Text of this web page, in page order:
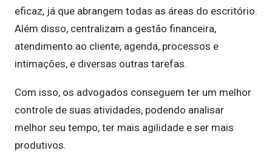
eficaz, já que abrangem todas as áreas do escritório.
Além disso, centralizam a gestão financeira,
atendimento ao cliente, agenda, processos e
intimações, e diversas outras tarefas.
Com isso, os advogados conseguem ter um melhor
controle de suas atividades, podendo analisar
melhor seu tempo, ter mais agilidade e ser mais
produtivos.